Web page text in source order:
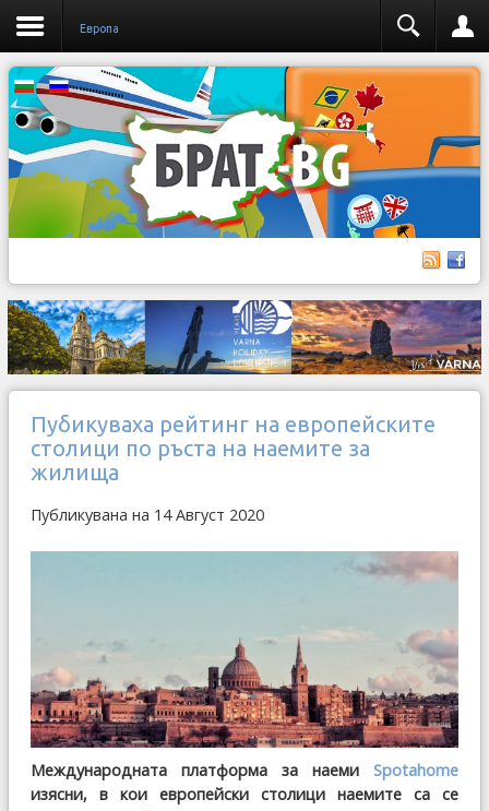
Европа
Пубикуваха рейтинг на европейските
столици по ръста на наемите за
жилища
Публикувана на 14 Август 2020
Международната платформа за наеми Spotahome
изясни, в кои европейски столици наемите са се